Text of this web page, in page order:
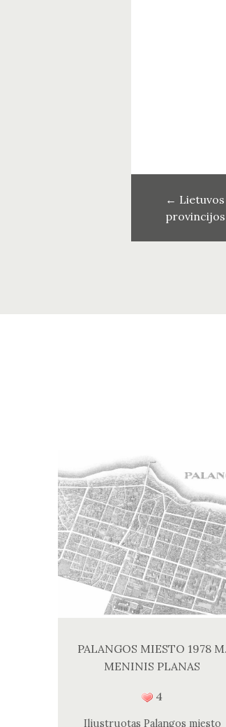
←
PALANGOS MIESTO 1978 M.
MENINIS PLANAS
4
Iliustruotas Palangos miesto